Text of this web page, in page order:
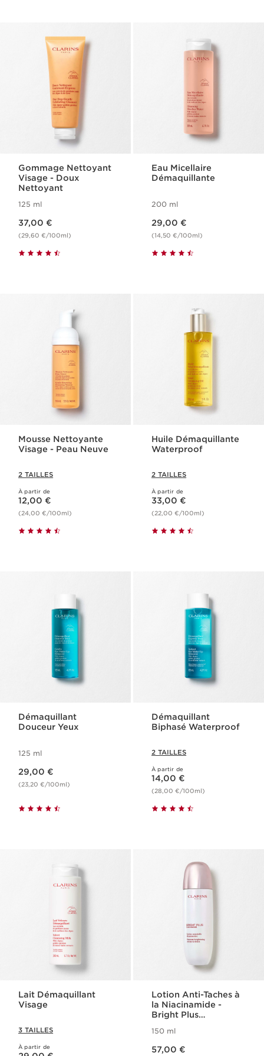
Gommage Nettoyant
Visage​ - Doux
Nettoyant
125 ml
37,00 €
(29,60 €/100ml)
Eau Micellaire
Démaquillante
200 ml
29,00 €
(14,50 €/100ml)
Mousse Nettoyante
Visage​ - Peau Neuve
2 TAILLES
À partir de
Nouveau prix 12,00 €
12,00 €
(24,00 €/100ml)
Huile Démaquillante
Waterproof​
2 TAILLES
À partir de
Nouveau prix 33,00 €
33,00 €
(22,00 €/100ml)
Démaquillant
Douceur Yeux
125 ml
29,00 €
(23,20 €/100ml)
Démaquillant
Biphasé Waterproof
2 TAILLES
À partir de
Nouveau prix 14,00 €
14,00 €
(28,00 €/100ml)
Lait Démaquillant​
Visage​
3 TAILLES
À partir de
Nouveau prix 29,00 €
Lotion Anti-Taches à
la Niacinamide -
Bright Plus
150 ml
57,00 €